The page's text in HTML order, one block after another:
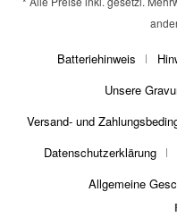
Batteriehinweis
Unsere
Versand- und
Datenschutzerklärung
Allgemeine